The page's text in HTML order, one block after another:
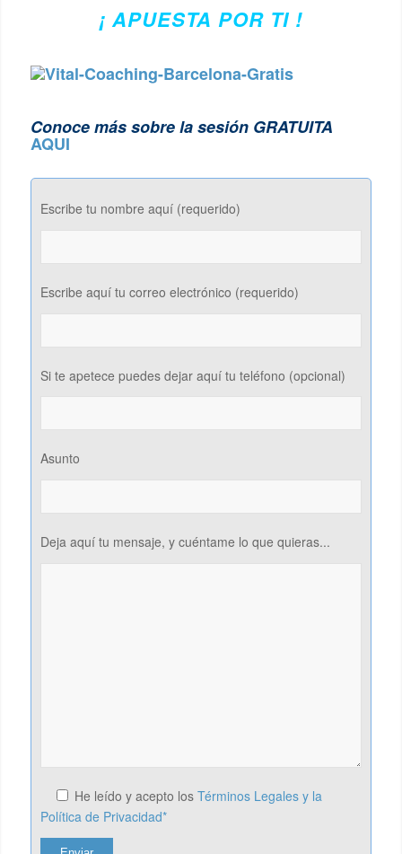
¡ APUESTA POR TI !
Conoce más sobre la sesión GRATUITA
AQUI
Escribe tu nombre aquí (requerido)
Escribe aquí tu correo electrónico (requerido)
Si te apetece puedes dejar aquí tu teléfono (opcional)
Asunto
Deja aquí tu mensaje, y cuéntame lo que quieras...
He leído y acepto los Términos Legales y la
Política de Privacidad*